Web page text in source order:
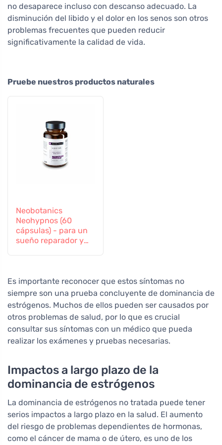
no desaparece incluso con descanso adecuado. La
disminución del libido y el dolor en los senos son otros
problemas frecuentes que pueden reducir
significativamente la calidad de vida.
Pruebe nuestros productos naturales
Neobotanics
Neohypnos (60
cápsulas) - para un
sueño reparador y
Es importante reconocer que estos síntomas no
siempre son una prueba concluyente de dominancia de
estrógenos. Muchos de ellos pueden ser causados por
otros problemas de salud, por lo que es crucial
consultar sus síntomas con un médico que pueda
realizar los exámenes y pruebas necesarias.
Impactos a largo plazo de la
dominancia de estrógenos
La dominancia de estrógenos no tratada puede tener
serios impactos a largo plazo en la salud. El aumento
del riesgo de problemas dependientes de hormonas,
como el cáncer de mama o de útero, es uno de los